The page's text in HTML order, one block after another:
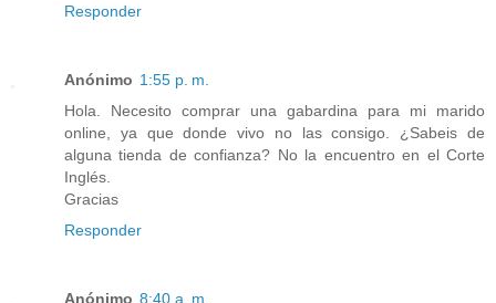
Responder
Anónimo 1:55 p. m.
Hola. Necesito comprar una gabardina para mi marido
online, ya que donde vivo no las consigo. ¿Sabeis de
alguna tienda de confianza? No la encuentro en el Corte
Inglés.
Gracias
Responder
Anónimo 8:40 a. m.